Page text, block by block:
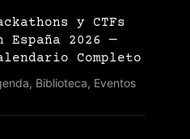
y CTFs
España 2026 —
Completo
, Biblioteca, Eventos